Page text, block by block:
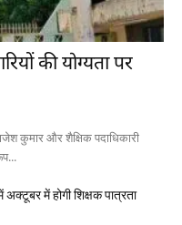
की योग्यता पर
कुमार और शैक्षिक पदाधिकारी
में होगी शिक्षक पात्रता